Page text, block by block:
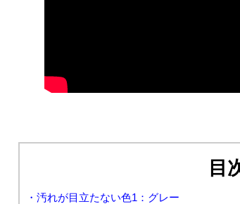
目
・汚れが目立たない色1：グレー